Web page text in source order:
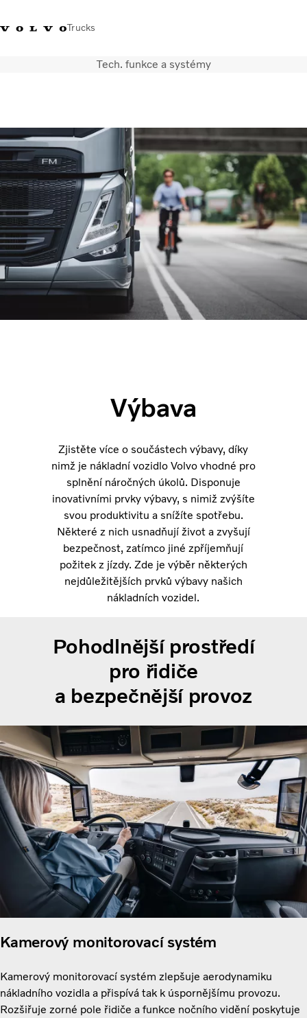
Trucks
Klub řidičů
Přihlášení k Volvo
Segmentace
Modely
Služby
Použitá vozidla
Servisní síť a prodej
Novinky
Kontaktujte nás
Kariéra
O nás
Tech. funkce a systémy
Výbava
Zjistěte více o součástech výbavy, díky
nimž je nákladní vozidlo Volvo vhodné pro
splnění náročných úkolů. Disponuje
inovativními prvky výbavy, s nimiž zvýšíte
svou produktivitu a snížíte spotřebu.
Některé z nich usnadňují život a zvyšují
bezpečnost, zatímco jiné zpříjemňují
požitek z jízdy. Zde je výběr některých
nejdůležitějších prvků výbavy našich
nákladních vozidel.
Pohodlnější prostředí
pro řidiče
a bezpečnější provoz
Kamerový monitorovací systém
Kamerový monitorovací systém zlepšuje aerodynamiku
nákladního vozidla a přispívá tak k úspornějšímu provozu.
Rozšiřuje zorné pole řidiče a funkce nočního vidění poskytuje